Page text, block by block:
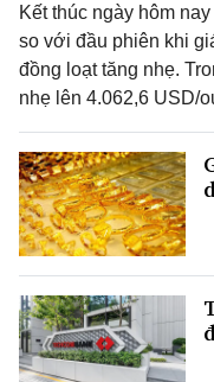
Kết thúc ngày hôm
so với đầu phiên khi
đồng loạt tăng nhẹ.
nhẹ lên 4.062,6 USD/